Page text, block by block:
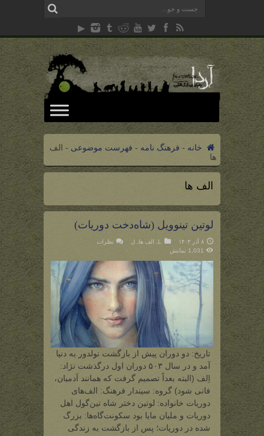
خانه - فرهنگ نامه - فهرست موضوعی - الف
ها
الف ها
لوتین تینوویل (شاه‌دخت دوریات)
۸ آذر ۱۴۰۳ L الف ها ل
نظرات
1,031 نمایش
تاریخ: دو دوران پیش از بازگشت نولدور به دنیا
آمد و در سال ۵۰۳ دوران اول درگذشت نژاد:
اِلف (البته بعداً تصمیم گرفت که همانند آدمیان،
فانی شود) گروه: سیندار فرهنگ: الف‌های
دوریات خانواده: لوتین دختر شاه تین‌گول اهل
دوریات و ملیان مایا بود سکونت‌گاه‌ها: بزرگ
شده در دوریات؛ پس از بازگشت به زندگی